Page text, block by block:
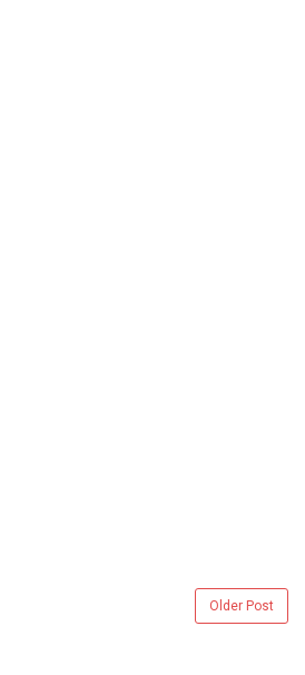
Older Post